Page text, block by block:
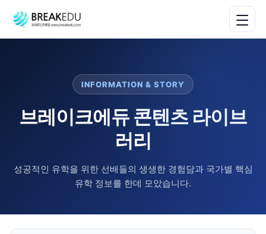
INFORMATION & STORY
브레이크에듀 콘텐츠 라이브
러리
성공적인 유학을 위한 선배들의 생생한 경험담과 국가별 핵심
유학 정보를 한데 모았습니다.